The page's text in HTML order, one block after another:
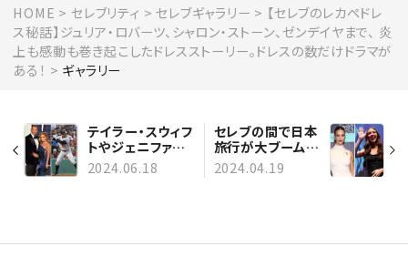
HOME セレブリティ セレブギャラリー
【セレブのレカペドレ
ス秘話】ジュリア・ロバーツ、シャロン・ストーン、ゼンデイヤまで、 炎
上も感動も巻き起こしたドレスストーリー。ドレスの数だけドラマが
ある！
ギャラリー
テイラー・スウィフ
トやジェニファー・
ロペスを射止めた
選手はいくら稼
スポーツ選手・年
2024.06.18
セレブの間で日本
旅行が大ブーム！
リリー・コリンズ、
ジェニファー・ロ
2024.04.19